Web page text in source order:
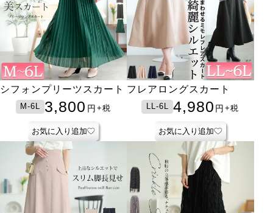
シフォンプリーツスカート
M-6L 3,800 円 +税
お気に入り追加
フレアロングスカート
LL-6L 4,980 円 +税
お気に入り追加